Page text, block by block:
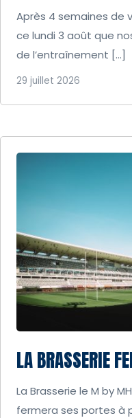
Après 4 semaines de
ce lundi 3 août que
de l’entraînement […]
29 juillet 2026
LA BRASSERIE
La Brasserie le M by
fermera ses portes à